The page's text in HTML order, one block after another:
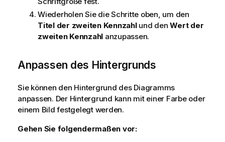
Wiederholen Sie die Schritte oben, um den
Titel der zweiten Kennzahlund denWert der
zweiten Kennzahl anzupassen.
Anpassen des Hintergrunds
Sie können den Hintergrund des Diagramms
anpassen. Der Hintergrund kann mit einer Farbe oder
einem Bild festgelegt werden.
Gehen Sie folgendermaßen vor: